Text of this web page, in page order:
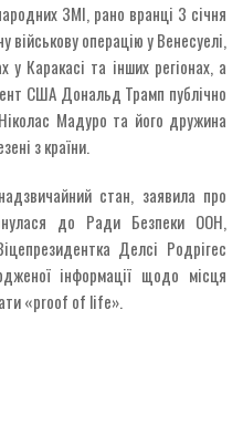
ЗМІ, рано вранці 3 січня
операцію у Венесуелі,
Каракасі та інших регіонах, а
США Дональд Трамп публічно
Мадуро та його дружина
з країни.
стан, заявила про
до Ради Безпеки ООН,
Делсі Родрігес
інформації щодо місця
«proof of life».